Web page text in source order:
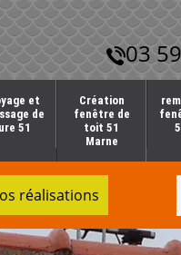
03
et
de
51
Création
fenêtre de
toit 51
Marne
réalisations